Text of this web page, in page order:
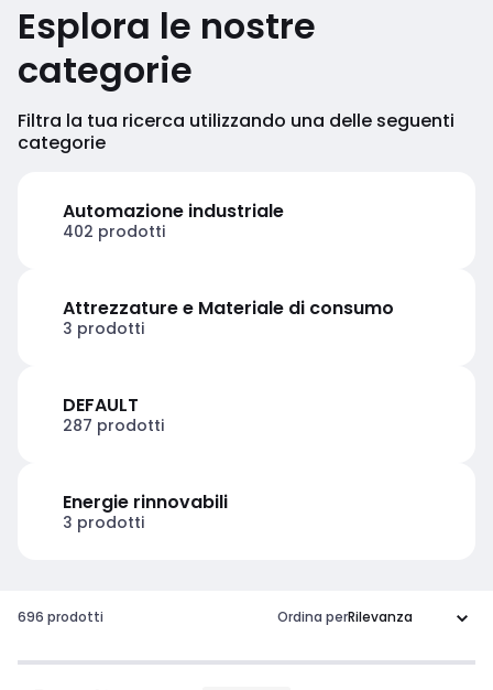
Esplora le nostre
categorie
Filtra la tua ricerca utilizzando una delle seguenti
categorie
Automazione industriale
402 prodotti
Attrezzature e Materiale di consumo
3 prodotti
DEFAULT
287 prodotti
Energie rinnovabili
3 prodotti
696 prodotti Ordina per